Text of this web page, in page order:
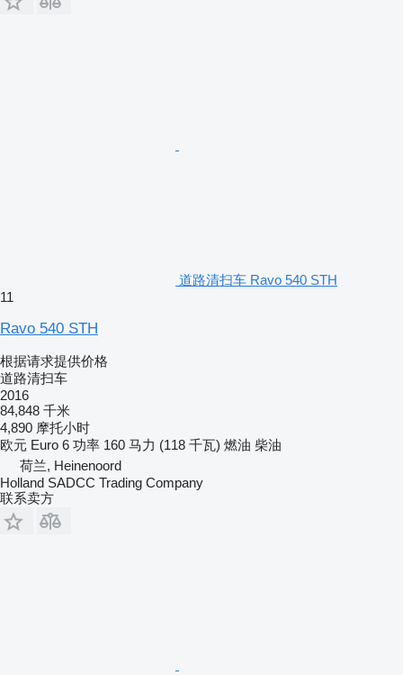
道路清扫车 Ravo 540 STH
11
Ravo 540 STH
根据请求提供价格
道路清扫车
2016
84,848 千米
4,890 摩托小时
欧元 Euro 6 功率 160 马力 (118 千瓦) 燃油 柴油
荷兰, Heinenoord
Holland SADCC Trading Company
联系卖方